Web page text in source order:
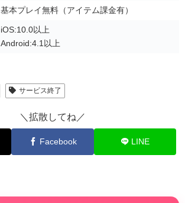
基本プレイ無料（アイテム課金有）
iOS:10.0以上
Android:4.1以上
サービス終了
＼拡散してね／
Facebook LINE